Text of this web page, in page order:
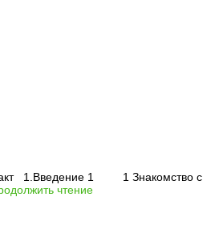
факт 1.Введение 1 1 Знакомство с
чтение